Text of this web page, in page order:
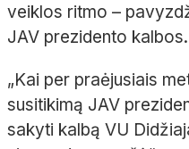
veiklos ritmo –
JAV prezidento kalbos.
„Kai per praėjusiais
susitikimą JAV
sakyti kalbą VU